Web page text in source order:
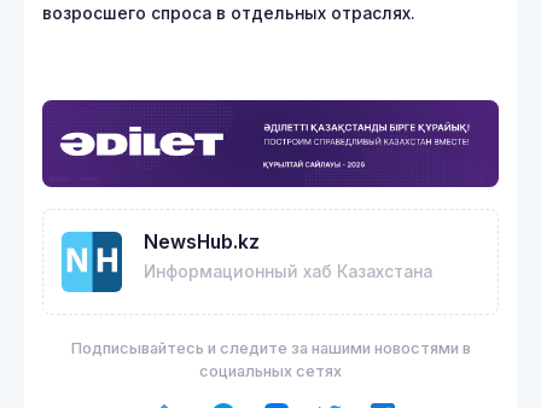
возросшего спроса в отдельных отраслях.
NewsHub.kz
Информационный хаб Казахстана
Подписывайтесь и следите за нашими новостями в
социальных сетях